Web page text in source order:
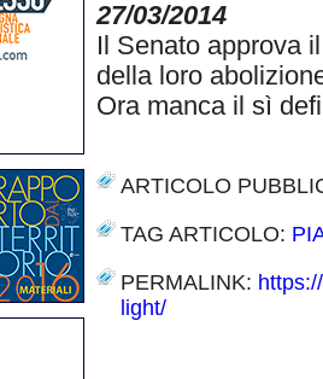
27/03/2014
Il Senato approva
della loro
Ora manca il sì
ARTICOLO
TAG ARTICOLO:
PERMALINK:
light/